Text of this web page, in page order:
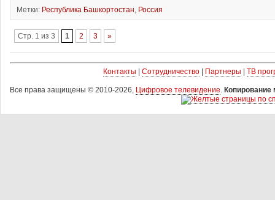
Метки: Республика Башкортостан, Россия
Стр. 1 из 3 1 2 3 »
Контакты Сотрудничество| Партнеры ТВ
Все права защищены © 2010-2026, Цифровое телевидение. Копирование